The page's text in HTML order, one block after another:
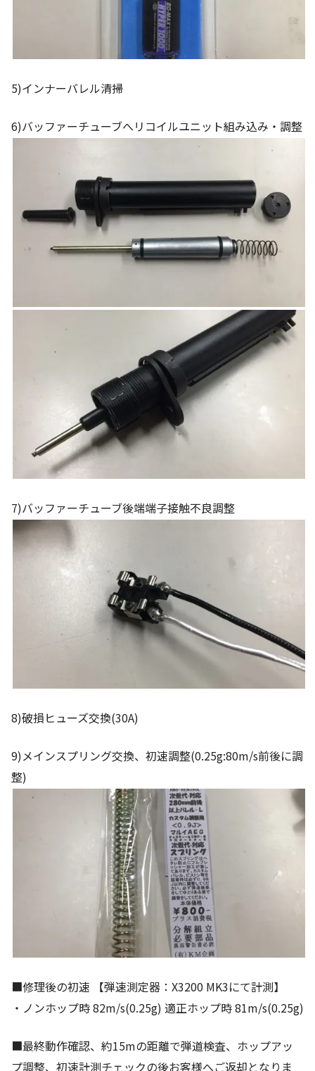
5)インナーバレル清掃
6)バッファーチューブへリコイルユニット組み込み・調整
7)バッファーチューブ後端端子接触不良調整
8)破損ヒューズ交換(30A)
9)メインスプリング交換、初速調整(0.25g:80m/s前後に調
整)
■修理後の初速 【弾速測定器：X3200 MK3にて計測】
・ノンホップ時 82m/s(0.25g) 適正ホップ時 81m/s(0.25g)
■最終動作確認、約15mの距離で弾道検査、ホップアッ
プ調整、初速計測チェックの後お客様へご返却となりま